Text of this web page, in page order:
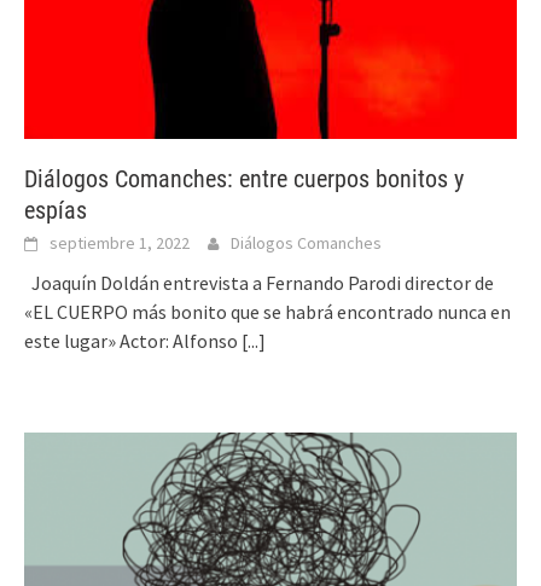
Diálogos Comanches: entre cuerpos bonitos y
espías
septiembre 1, 2022 Diálogos Comanches
Joaquín Doldán entrevista a Fernando Parodi director de
«EL CUERPO más bonito que se habrá encontrado nunca en
este lugar» Actor: Alfonso [...]